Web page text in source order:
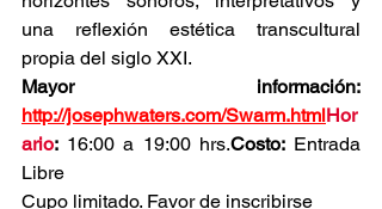
una reflexión estética transcultural
propia del siglo XXI.
http://josephwaters.com/Swarm.htmlHor
ario: 16:00 a 19:00 hrs.Costo: Entrada
Libre
Cupo limitado. Favor de inscribirse